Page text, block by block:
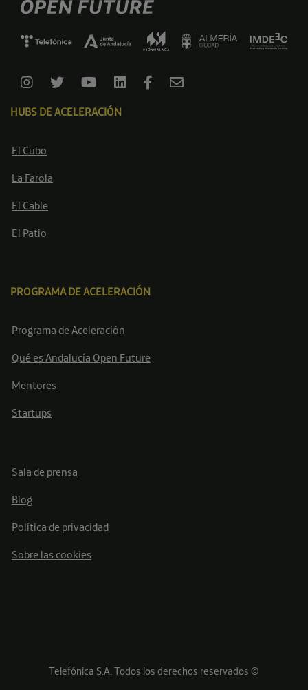
HUBS DE ACELERACIÓN
El Cubo
La Farola
El Cable
El Patio
PROGRAMA DE ACELERACIÓN
Programa de Aceleración
Qué es Andalucía Open Future
Mentores
Startups
Sala de prensa
Blog
Política de privacidad
Sobre las cookies
Telefónica S.A. Todos los derechos reservados ©